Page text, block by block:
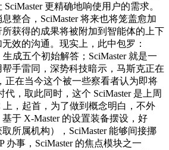
更精确地响使用户的需求。
整合，SciMaster 将来也将笼盖愈加
获得的成果将被附加到智能体的上下
效的沟通。现实上，此中包罗：
生成五个初始解答；SciMaster 就是一
手雷同，深势科技暗示，马斯克正在
正在当今这个被一些察看者认为即将
，取此同时，这个 SciMaster 是上周
，起首，为了做到概念明白，不外
于 X-Master 的设置装备摆设，好
所属机构），SciMaster 能够间接挪
办事，SciMaster 的焦点模块之一